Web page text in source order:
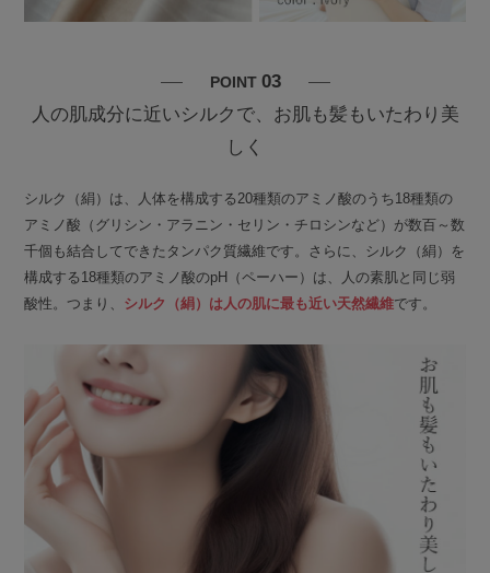
POINT 03
人の肌成分に近いシルクで、お肌も髪もいたわり美
しく
シルク（絹）は、人体を構成する20種類のアミノ酸のうち18種類の
アミノ酸（グリシン・アラニン・セリン・チロシンなど）が数百～数
千個も結合してできたタンパク質繊維です。さらに、シルク（絹）を
構成する18種類のアミノ酸のpH（ペーハー）は、人の素肌と同じ弱
酸性。つまり、 シルク（絹）は人の肌に最も近い天然繊維です。